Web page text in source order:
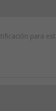
para